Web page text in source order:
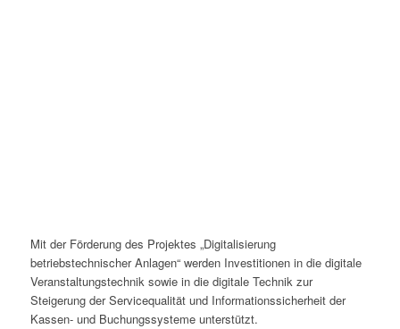
Mit der Förderung des Projektes „Digitalisierung
betriebstechnischer Anlagen“ werden Investitionen in die digitale
Veranstaltungstechnik sowie in die digitale Technik zur
Steigerung der Servicequalität und Informationssicherheit der
Kassen- und Buchungssysteme unterstützt.